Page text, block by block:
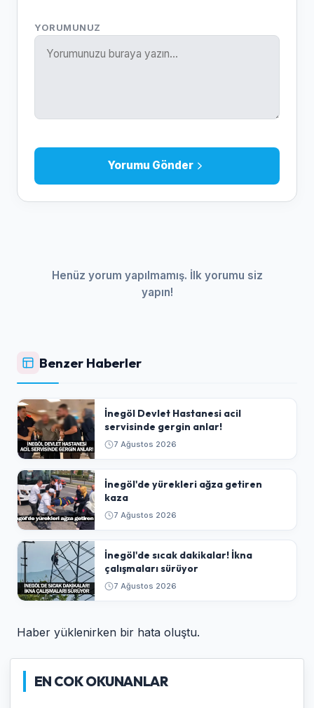
YORUMUNUZ
Yorumu Gönder
Henüz yorum yapılmamış. İlk yorumu siz
yapın!
Benzer Haberler
İnegöl Devlet Hastanesi acil
servisinde gergin anlar!
7 Ağustos 2026
İnegöl'de yürekleri ağza getiren
kaza
7 Ağustos 2026
İnegöl'de sıcak dakikalar! İkna
çalışmaları sürüyor
7 Ağustos 2026
Haber yüklenirken bir hata oluştu.
EN COK OKUNANLAR